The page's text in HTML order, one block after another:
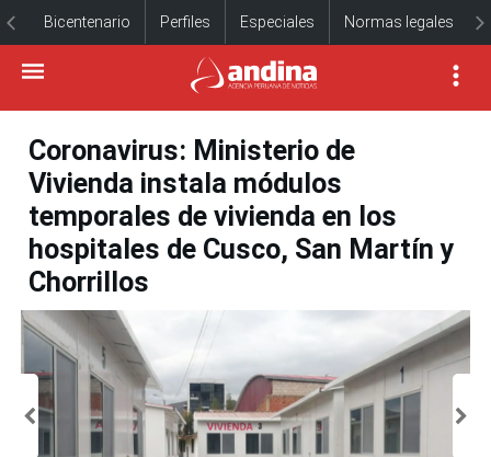
Bicentenario Perfiles Especiales Normas legales
Coronavirus: Ministerio de
Vivienda instala módulos
temporales de vivienda en los
hospitales de Cusco, San Martín y
Chorrillos